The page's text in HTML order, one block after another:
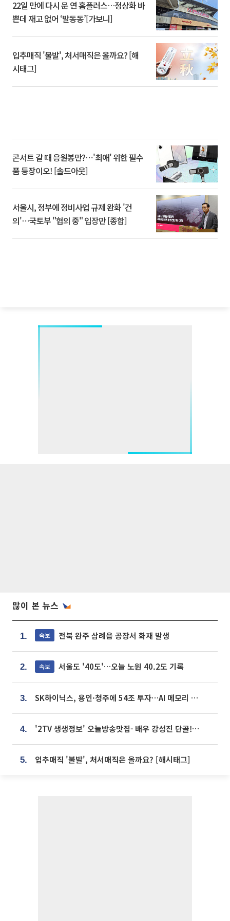
22일 만에 다시 문 연 홈플러스…정상화 바
쁜데 재고 없어 ‘발동동’[가보니]
입추매직 '불발', 처서매직은 올까요? [해
시태그]
콘서트 갈 때 응원봉만?⋯'최애' 위한 필수
품 등장이오! [솔드아웃]
서울시, 정부에 정비사업 규제 완화 '건
의'⋯국토부 "협의 중" 입장만 [종합]
많이 본 뉴스
1. 속보 전북 완주 삼례읍 공장서 화재 발생
2. 속보 서울도 '40도'…오늘 노원 40.2도 기록
3. SK하이닉스, 용인·청주에 54조 투자…AI 메모리 생산기지 키운다
4. '2TV 생생정보' 오늘방송맛집- 배우 강성진 단골! 쌀국수ㆍ푸팟퐁 커리 맛집 '블○○○'
5. 입추매직 '불발', 처서매직은 올까요? [해시태그]